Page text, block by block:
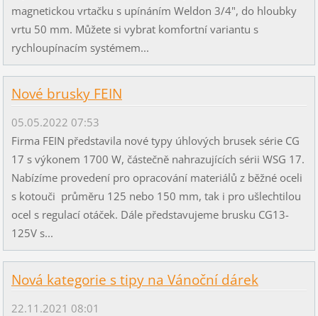
magnetickou vrtačku s upínáním Weldon 3/4", do hloubky
vrtu 50 mm. Můžete si vybrat komfortní variantu s
rychloupínacím systémem...
Nové brusky FEIN
05.05.2022 07:53
Firma FEIN představila nové typy úhlových brusek série CG
17 s výkonem 1700 W, částečně nahrazujících sérii WSG 17.
Nabízíme provedení pro opracování materiálů z běžné oceli
s kotouči průměru 125 nebo 150 mm, tak i pro ušlechtilou
ocel s regulací otáček. Dále představujeme brusku CG13-
125V s...
Nová kategorie s tipy na Vánoční dárek
22.11.2021 08:01